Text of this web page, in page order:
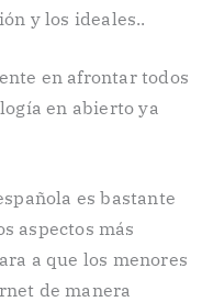
y los ideales..
en afrontar todos
en abierto ya
es bastante
aspectos más
a que los menores
de manera